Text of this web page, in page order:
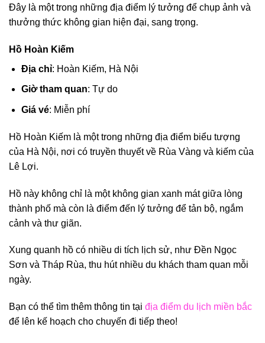
Đây là một trong những địa điểm lý tưởng để chụp ảnh và
thưởng thức không gian hiện đại, sang trọng.
Hồ Hoàn Kiếm
Địa chỉ: Hoàn Kiếm, Hà Nội
Giờ tham quan: Tự do
Giá vé: Miễn phí
Hồ Hoàn Kiếm là một trong những địa điểm biểu tượng
của Hà Nội, nơi có truyền thuyết về Rùa Vàng và kiếm của
Lê Lợi.
Hồ này không chỉ là một không gian xanh mát giữa lòng
thành phố mà còn là điểm đến lý tưởng để tản bộ, ngắm
cảnh và thư giãn.
Xung quanh hồ có nhiều di tích lịch sử, như Đền Ngọc
Sơn và Tháp Rùa, thu hút nhiều du khách tham quan mỗi
ngày.
Bạn có thể tìm thêm thông tin tại địa điểm du lịch miền bắc
để lên kế hoạch cho chuyến đi tiếp theo!